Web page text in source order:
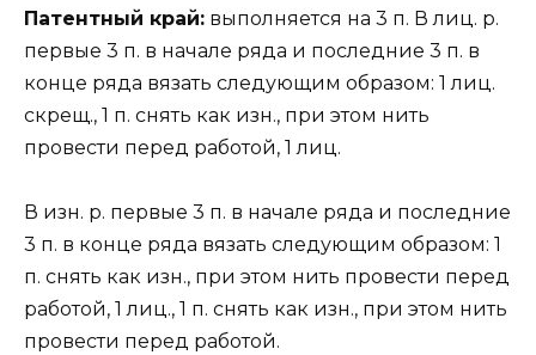
Патентный край: выполняется на 3 п. В лиц. р.
первые 3 п. в начале ряда и последние 3 п. в
конце ряда вязать следующим образом: 1 лиц.
скрещ., 1 п. снять как изн., при этом нить
провести перед работой, 1 лиц.
В изн. р. первые 3 п. в начале ряда и последние
3 п. в конце ряда вязать следующим образом: 1
п. снять как изн., при этом нить провести перед
работой, 1 лиц., 1 п. снять как изн., при этом нить
провести перед работой.